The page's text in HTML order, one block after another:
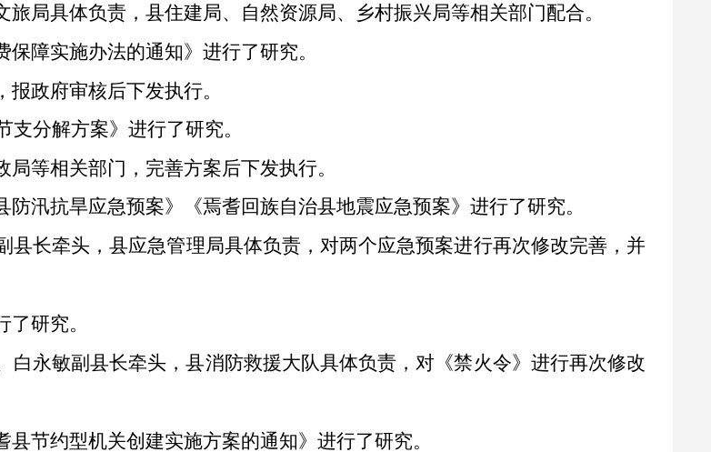
局具体负责，县住建局、自然资源局、乡村振兴局等相关部门配合。
保障实施办法的通知》进行了研究。
政府审核后下发执行。
支分解方案》进行了研究。
局等相关部门，完善方案后下发执行。
汛抗旱应急预案》《焉耆回族自治县地震应急预案》进行了研究。
县长牵头，县应急管理局具体负责，对两个应急预案进行再次修改完善 ， 并
了研究。
白永敏副县长牵头，县消防救援大队具体负责，对《禁火令》进行再次修改
县节约型机关创建实施方案的通知》进行了研究。